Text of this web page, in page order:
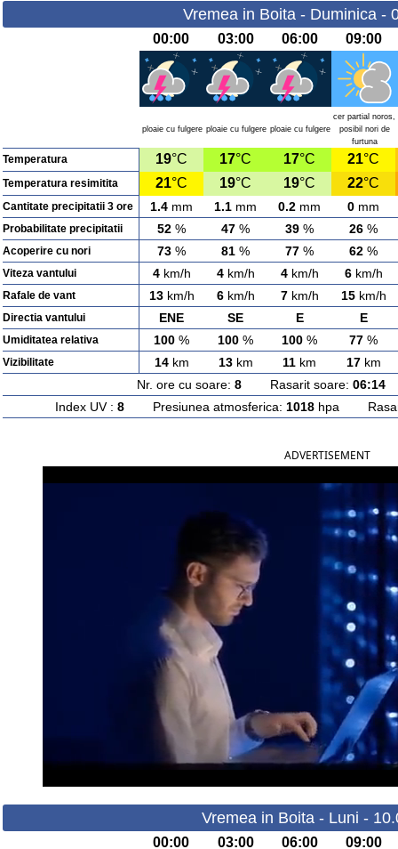
Vremea in Boita - Duminica -
00:00 03:00 06:00 09:00
ploaie cu fulgere ploaie cu fulgere ploaie cu fulgere
cer partial noros,
posibil nori de
furtuna
Temperatura 19°C 17°C 17°C 21°C
Temperatura resimitita 21°C 19°C 19°C 22°C
Cantitate precipitatii 3 ore 1.4 mm 1.1 mm 0.2 mm 0 mm
Probabilitate precipitatii 52 % 47 % 39 % 26 %
Acoperire cu nori 73 % 81 % 77 % 62 %
Viteza vantului 4km/h 4km/h 4km/h 6km/h
Rafale de vant 13km/h 6km/h 7km/h 15km/h
Directia vantului ENE SE E E
Umiditatea relativa 100 % 100 % 100 % 77 %
Vizibilitate 14km 13km 11 km 17km
Nr. ore cu soare: 8Rasarit soare: 06:14
Index UV : 8Presiunea atmosferica: 1018hpa
ADVERTISEMENT
Vremea in Boita - Luni -
00:00 03:00 06:00 09:00